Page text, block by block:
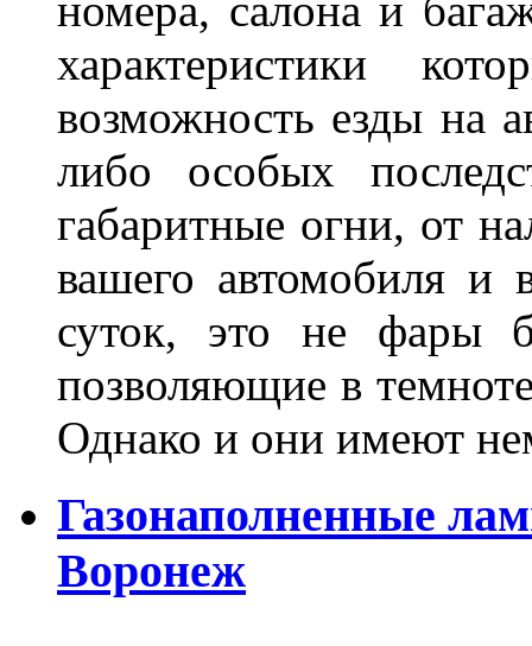
характеристики
возможность езды на
либо особых
габаритные огни, от
вашего автомобиля и
суток, это не фары
позволяющие в
Однако и они имеют
Газонаполненные
Воронеж